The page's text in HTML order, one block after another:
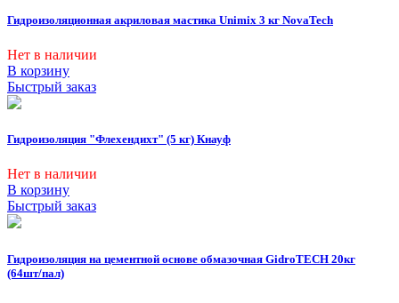
Гидроизоляционная акриловая мастика Unimix 3 кг NovaTech
Нет в наличии
В корзину
Быстрый заказ
Гидроизоляция "Флехендихт" (5 кг) Кнауф
Нет в наличии
В корзину
Быстрый заказ
Гидроизоляция на цементной основе обмазочная GidroTECH 20кг
(64шт/пал)